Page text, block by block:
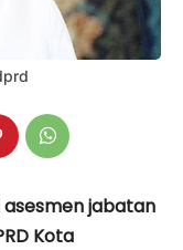
asesmen jabatan
Kota